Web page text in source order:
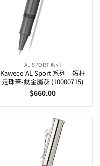
AL SPORT 系列
Kaweco AL Sport 系列 – 短杆
走珠筆-鈦金屬灰 (10000715)
$660.00